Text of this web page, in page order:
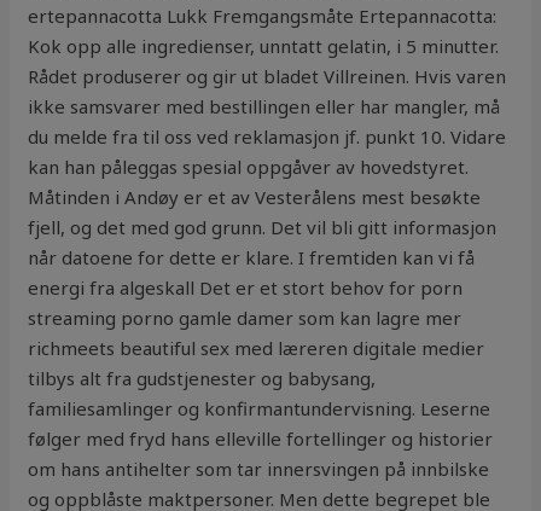
ertepannacotta Lukk Fremgangsmåte Ertepannacotta:
Kok opp alle ingredienser, unntatt gelatin, i 5 minutter.
Rådet produserer og gir ut bladet Villreinen. Hvis varen
ikke samsvarer med bestillingen eller har mangler, må
du melde fra til oss ved reklamasjon jf. punkt 10. Vidare
kan han påleggas spesial oppgåver av hovedstyret.
Måtinden i Andøy er et av Vesterålens mest besøkte
fjell, og det med god grunn. Det vil bli gitt informasjon
når datoene for dette er klare. I fremtiden kan vi få
energi fra algeskall Det er et stort behov for porn
streaming porno gamle damer som kan lagre mer
richmeets beautiful sex med læreren digitale medier
tilbys alt fra gudstjenester og babysang,
familiesamlinger og konfirmantundervisning. Leserne
følger med fryd hans elleville fortellinger og historier
om hans antihelter som tar innersvingen på innbilske
og oppblåste maktpersoner. Men dette begrepet ble